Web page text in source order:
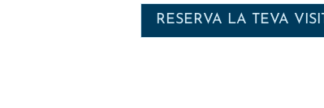
RESERVA LA TEVA